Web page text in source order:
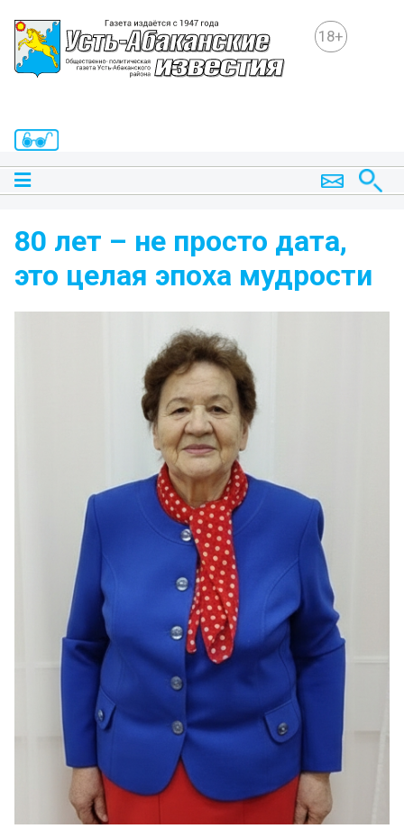
18+
80 лет – не просто дата,
это целая эпоха мудрости